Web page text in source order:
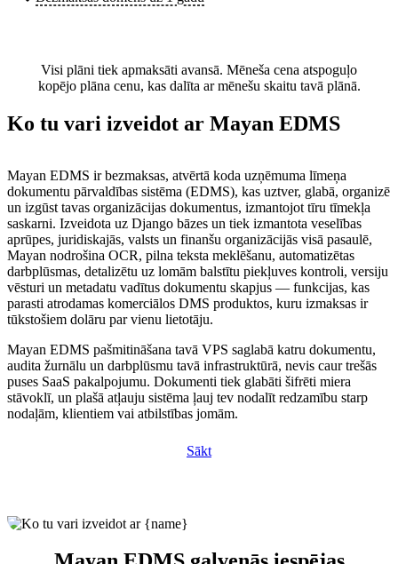
Visi plāni tiek apmaksāti avansā. Mēneša cena atspoguļo
kopējo plāna cenu, kas dalīta ar mēnešu skaitu tavā plānā.
Ko tu vari izveidot ar Mayan EDMS
Mayan EDMS ir bezmaksas, atvērtā koda uzņēmuma līmeņa
dokumentu pārvaldības sistēma (EDMS), kas uztver, glabā, organizē
un izgūst tavas organizācijas dokumentus, izmantojot tīru tīmekļa
saskarni. Izveidota uz Django bāzes un tiek izmantota veselības
aprūpes, juridiskajās, valsts un finanšu organizācijās visā pasaulē,
Mayan nodrošina OCR, pilna teksta meklēšanu, automatizētas
darbplūsmas, detalizētu uz lomām balstītu piekļuves kontroli, versiju
vēsturi un metadatu vadītus dokumentu skapjus — funkcijas, kas
parasti atrodamas komerciālos DMS produktos, kuru izmaksas ir
tūkstošiem dolāru par vienu lietotāju.
Mayan EDMS pašmitināšana tavā VPS saglabā katru dokumentu,
audita žurnālu un darbplūsmu tavā infrastruktūrā, nevis caur trešās
puses SaaS pakalpojumu. Dokumenti tiek glabāti šifrēti miera
stāvoklī, un plašā atļauju sistēma ļauj tev nodalīt redzamību starp
nodaļām, klientiem vai atbilstības jomām.
Sākt